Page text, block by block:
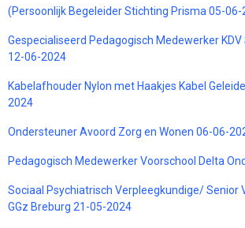
(Persoonlijk Begeleider Stichting Prisma 05-06-
Gespecialiseerd Pedagogisch Medewerker KDV
12-06-2024
Kabelafhouder Nylon met Haakjes Kabel
2024
Ondersteuner Avoord Zorg en Wonen 06-06-
Pedagogisch Medewerker Voorschool Delta
Sociaal Psychiatrisch Verpleegkundige/ Senior
GGz Breburg 21-05-2024